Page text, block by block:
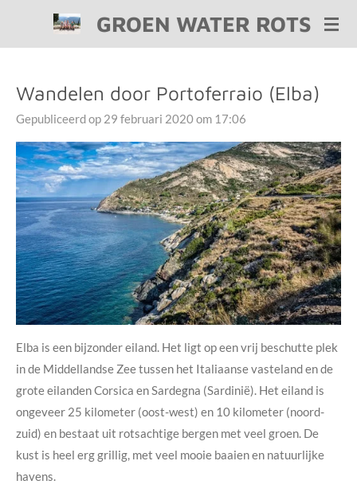
hoofdinhoud
GROEN WATER ROTS
Wandelen door Portoferraio (Elba)
Gepubliceerd op 29 februari 2020 om 17:06
Elba is een bijzonder eiland. Het ligt op een vrij beschutte plek
in de Middellandse Zee tussen het Italiaanse vasteland en de
grote eilanden Corsica en Sardegna (Sardinië). Het eiland is
ongeveer 25 kilometer (oost-west) en 10 kilometer (noord-
zuid) en bestaat uit rotsachtige bergen met veel groen. De
kust is heel erg grillig, met veel mooie baaien en natuurlijke
havens.